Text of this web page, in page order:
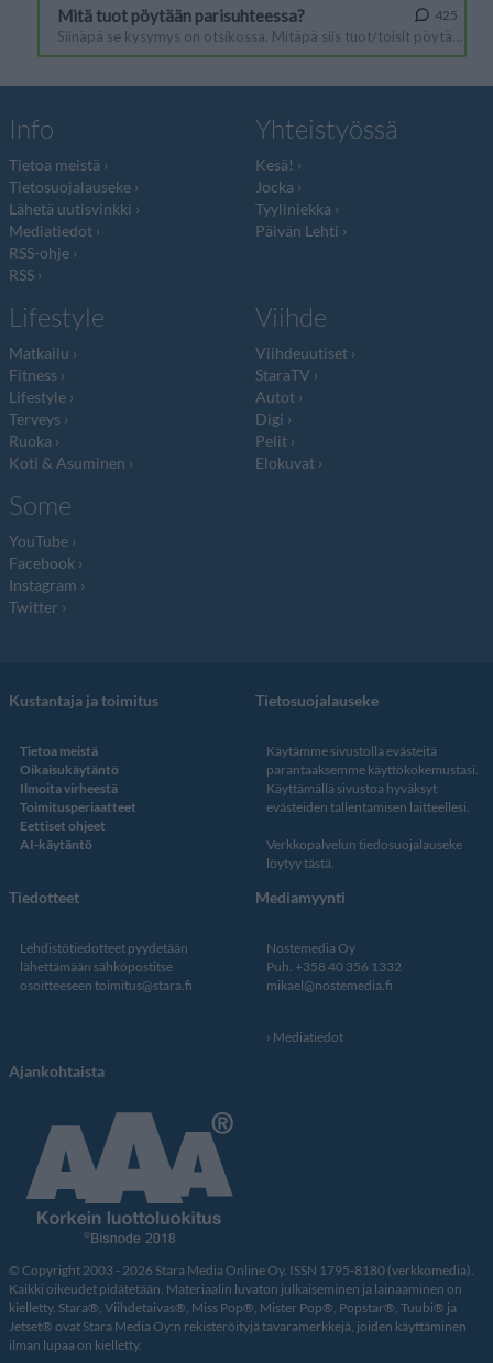
Info
Tietoa meistä
Tietosuojalauseke
Lähetä uutisvinkki
Mediatiedot
RSS-ohje
RSS
Yhteistyössä
Kesä!
Jocka
Tyyliniekka
Päivän Lehti
Lifestyle
Matkailu
Fitness
Lifestyle
Terveys
Ruoka
Koti & Asuminen
Viihde
Viihdeuutiset
StaraTV
Autot
Digi
Pelit
Elokuvat
Some
YouTube
Facebook
Instagram
Twitter
Kustantaja ja toimitus
Tietoa meistä
Oikaisukäytäntö
Ilmoita virheestä
Toimitusperiaatteet
Eettiset ohjeet
AI-käytäntö
Tietosuojalauseke
Käytämme sivustolla evästeitä
parantaaksemme käyttökokemustasi.
Käyttämällä sivustoa hyväksyt
evästeiden tallentamisen laitteellesi.
Verkkopalvelun tiedosuojalauseke
löytyy tästä.
Tiedotteet
Lehdistötiedotteet pyydetään
lähettämään sähköpostitse
osoitteeseen toimitus@stara.fi
Mediamyynti
Nostemedia Oy
Puh. +358 40 356 1332
mikael@nostemedia.fi
Mediatiedot
Ajankohtaista
© Copyright 2003 - 2026 Stara Media Online Oy. ISSN 1795-8180 (verkkomedia).
Kaikki oikeudet pidätetään. Materiaalin luvaton julkaiseminen ja lainaaminen on
kielletty. Stara®, Viihdetaivas®, Miss Pop®, Mister Pop®, Popstar®, Tuubi® ja
Jetset® ovat Stara Media Oy:n rekisteröityjä tavaramerkkejä, joiden käyttäminen
ilman lupaa on kielletty.